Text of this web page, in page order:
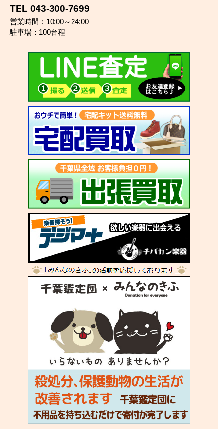
TEL 043-300-7699
営業時間：10:00～24:00
駐車場：100台程